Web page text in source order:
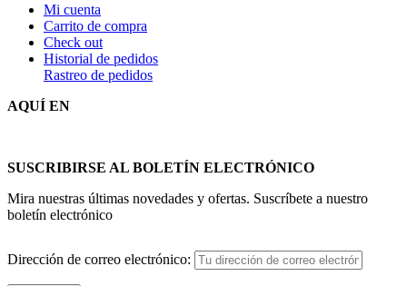
Mi cuenta
Carrito de compra
Check out
Historial de pedidos
Rastreo de pedidos
AQUÍ EN
SUSCRIBIRSE AL BOLETÍN ELECTRÓNICO
Mira nuestras últimas novedades y ofertas. Suscríbete a nuestro
boletín electrónico
Dirección de correo electrónico: